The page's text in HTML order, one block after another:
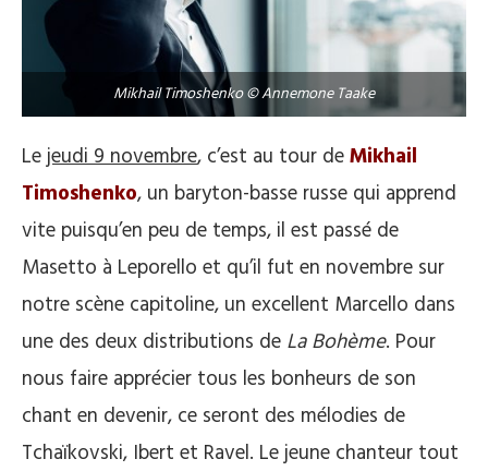
Mikhail Timoshenko © Annemone Taake
Lejeudi 9 novembre, c’est au tour deMikhail
Timoshenko, un baryton-basse russe qui apprend
vite puisqu’en peu de temps, il est passé de
Masetto à Leporello et qu’il fut en novembre sur
notre scène capitoline, un excellent Marcello dans
une des deux distributions de La Bohème. Pour
nous faire apprécier tous les bonheurs de son
chant en devenir, ce seront des mélodies de
Tchaïkovski, Ibert et Ravel. Le jeune chanteur tout